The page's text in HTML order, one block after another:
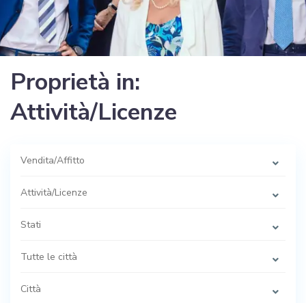
Proprietà in:
Attività/Licenze
Vendita/Affitto
Attività/Licenze
Stati
Tutte le città
Città